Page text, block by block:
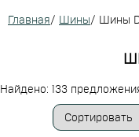
Главная/ Шины/ Шины
Найдено: 133